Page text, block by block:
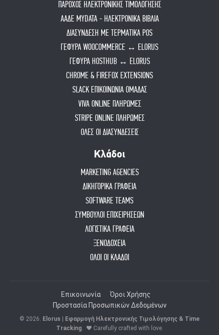
ΠΑΡΟΧΟΣ ΗΛΕΚΤΡΟΝΙΚΗΣ ΤΙΜΟΛΟΓΗΣΗΣ
ΑΑΔΕ MYDATA - ΗΛΕΚΤΡΟΝΙΚΑ ΒΙΒΛΙΑ
ΔΙΑΣΥΝΔΕΣΗ ΜΕ ΤΕΡΜΑΤΙΚΑ POS
ΓΕΦΥΡΑ WOOCOMMERCE ↔ ELORUS
ΓΕΦΥΡΑ HOSTHUB ↔ ELORUS
CHROME & FIREFOX EXTENSIONS
SLACK ΕΠΙΚΟΙΝΩΝΙΑ ΟΜΑΔΑΣ
VIVA ONLINE ΠΛΗΡΩΜΕΣ
STRIPE ONLINE ΠΛΗΡΩΜΕΣ
ΟΛΕΣ ΟΙ ΔΙΑΣΥΝΔΕΣΕΙΣ
Κλάδοι
MARKETING AGENCIES
ΔΙΚΗΓΟΡΙΚΑ ΓΡΑΦΕΙΑ
SOFTWARE TEAMS
ΣΥΜΒΟΥΛΟΙ ΕΠΙΧΕΙΡΗΣΕΩΝ
ΛΟΓΙΣΤΙΚΑ ΓΡΑΦΕΙΑ
ΞΕΝΟΔΟΧΕΙΑ
ΟΛΟΙ ΟΙ ΚΛΑΔΟΙ
Επικοινωνία
Όροι Χρήσης
Προστασία Προσωπικών Δεδομένων
© 2026. Elorus | Εφαρμογή Ηλεκτρονικής Τιμολόγησης & Time
Tracking. ♥ Carefully crafted with love.